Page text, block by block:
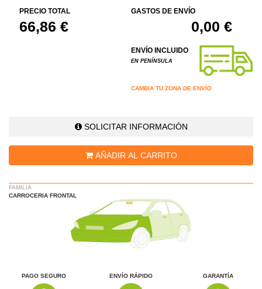
PRECIO TOTAL
66,86 €
GASTOS DE ENVÍO
0,00 €
ENVÍO INCLUIDO
EN PENÍNSULA
CAMBIA TU ZONA DE ENVÍO
SOLICITAR INFORMACIÓN
AÑADIR AL CARRITO
FAMILIA
CARROCERIA FRONTAL
PAGO SEGURO ENVÍO RÁPIDO GARANTÍA